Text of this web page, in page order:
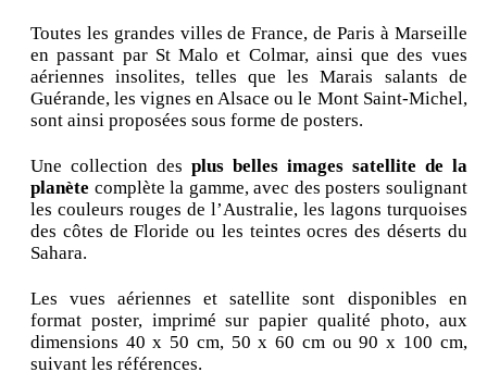
Toutes les grandes villes de France, de Paris à Marseille
en passant par St Malo et Colmar, ainsi que des vues
aériennes insolites, telles que les Marais salants de
Guérande, les vignes en Alsace ou le Mont Saint-Michel,
sont ainsi proposées sous forme de posters.
Une collection des plus belles images satellite de la
planète complète la gamme, avec des posters soulignant
les couleurs rouges de l’Australie, les lagons turquoises
des côtes de Floride ou les teintes ocres des déserts du
Sahara.
Les vues aériennes et satellite sont disponibles en
format poster, imprimé sur papier qualité photo, aux
dimensions 40 x 50 cm, 50 x 60 cm ou 90 x 100 cm,
suivant les références.